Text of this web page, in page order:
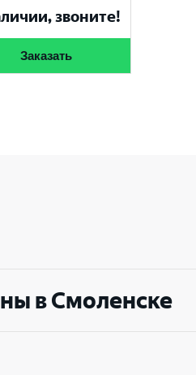
звоните!
Заказать
в Смоленске
Смоленск